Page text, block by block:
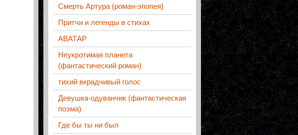
Смерть Артура (роман-эпопея)
Притчи и легенды в стихах
АВАТАР
Неукротимая планета
(фантастический роман)
тихий вкрадчивый голос
Девушка-одуванчик (фантастическая
поэма)
Где бы ты ни был